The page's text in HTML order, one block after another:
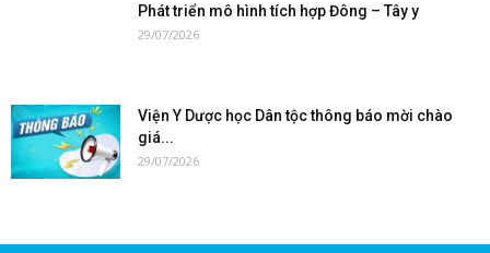
Phát triển mô hình tích hợp Đông – Tây y
29/07/2026
Viện Y Dược học Dân tộc thông báo mời chào
giá...
29/07/2026